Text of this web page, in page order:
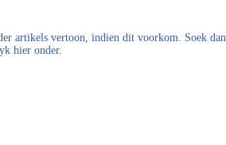
artikels vertoon, indien dit voorkom. Soek
hier onder.